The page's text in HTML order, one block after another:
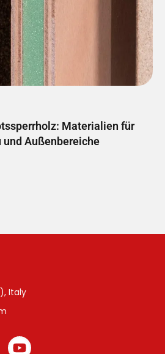
Materialien für
und Außenbereiche
Italy